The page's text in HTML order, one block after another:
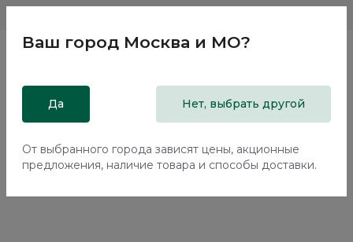
Главная
Кровати
Кровать с подъемным механизмом Флорина / Florina
Ваш город Москва и МО?
Да Нет, выбрать другой
От выбранного города зависят цены, акционные
предложения, наличие товара и способы доставки.